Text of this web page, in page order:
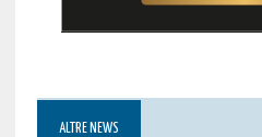
ALTRE NEWS